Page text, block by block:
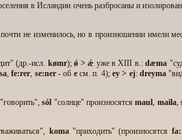
в Исландии очень разбросаны и
не изменилось, но в произношении имели
(др.-исл. kømr);ǿ > ǽ уже в XIII в.:dæma
,fe:rer, se:ner- об есм. п. 4); ey > ej: dreyma
"говорить",sól "солнце" произносятсяmaul, maila,
koma"приходить" (произносятся fa: